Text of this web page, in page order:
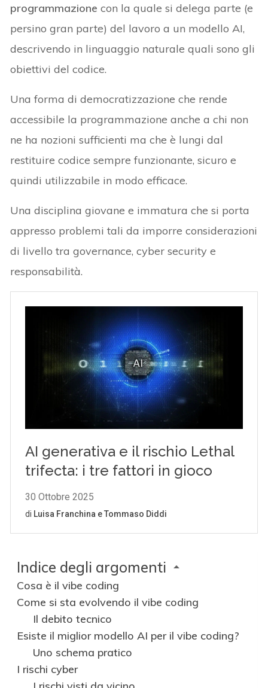
programmazione con la quale si delega parte (e
persino gran parte) del lavoro a un modello AI,
descrivendo in linguaggio naturale quali sono gli
obiettivi del codice.
Una forma di democratizzazione che rende
accessibile la programmazione anche a chi non
ne ha nozioni sufficienti ma che è lungi dal
restituire codice sempre funzionante, sicuro e
quindi utilizzabile in modo efficace.
Una disciplina giovane e immatura che si porta
appresso problemi tali da imporre considerazioni
di livello tra governance, cyber security e
responsabilità.
Indice degli argomenti
Cosa è il vibe coding
Come si sta evolvendo il vibe coding
Il debito tecnico
Esiste il miglior modello AI per il vibe coding?
Uno schema pratico
I rischi cyber